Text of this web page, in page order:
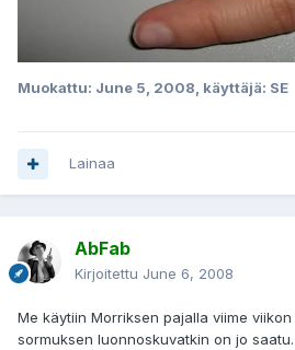
Muokattu: June 5, 2008, käyttäjä: SE
Lainaa
AbFab
Kirjoitettu June 6, 2008
Me käytiin Morriksen pajalla viime
sormuksen luonnoskuvatkin on jo